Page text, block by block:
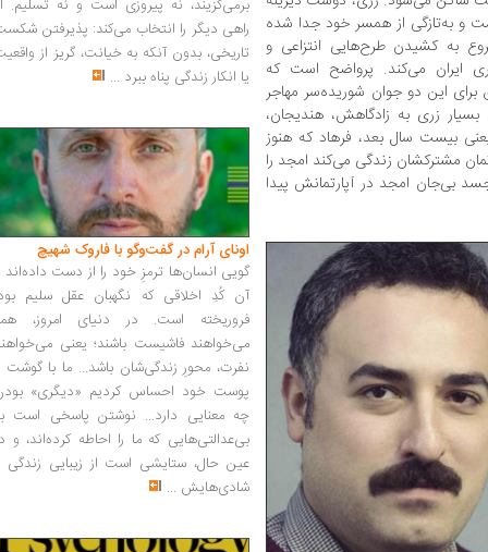
و به‌تازگی از همسر خود جدا شده
به کشیدن طرح‌هایی انتزاعی و
ایران می‌کند. پرواضح است که
این دو جوان شوریده‌سر مهاجر
زری به زادگاهش، هندیجان،
بیست سال بعد، فرهاد که هنوز
مشترکشان زندگی می‌کند امجد را
بی‌جان امجد در آپارتمانش پیدا
برمی‌گزیند، نه پیروزی است و نه تسلیم.
راهی دیگر را انتخاب می‌کند: پذیرفتن
تاریخی، بدون آنکه به خیانت، گریز از
یا انکار زندگی پناه ببرد ...
اونای آرام در گفت‌وگو با فاروک شهیچ‭
گویی انسان‌ها ترمزِ خود را از دست داده‌اند
آن کُدِ اخلاقی که نگهبان عقل سلیم
فروریخته است. در دنیای امروز،
می‌خواهند فاشیست باشند؛ یعنی
نفرت، محورِ زندگی‌شان باشد... ما با گوشت
پوست خود احساس کردیم «دیگری»
چه معنایی دارد... نوشتن پاسخی است
بی‌عدالتی‌هایی که ما را احاطه کرده‌اند، و
عین حال، ستایشی است از زیبایی زندگی
شادی‌هایش ...